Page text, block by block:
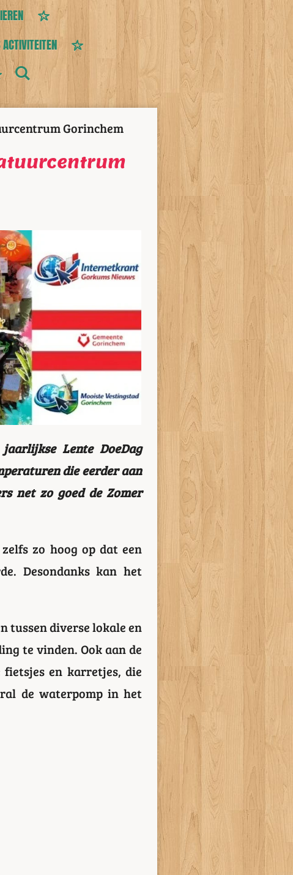
Gorinchem
Lente DoeDag
die eerder aan
net zo goed de Zomer
zo hoog op dat een
Desondanks kan het
tussen diverse lokale en
te vinden. Ook aan de
en karretjes, die
de waterpomp in het